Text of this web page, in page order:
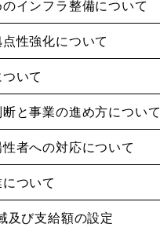
インフラ整備について
性強化について
いて
と事業の進め方について
者への対応について
ついて
及び支給額の設定